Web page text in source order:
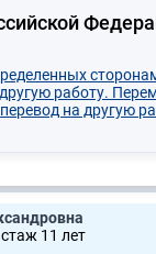
работу.
на другую
11 лет